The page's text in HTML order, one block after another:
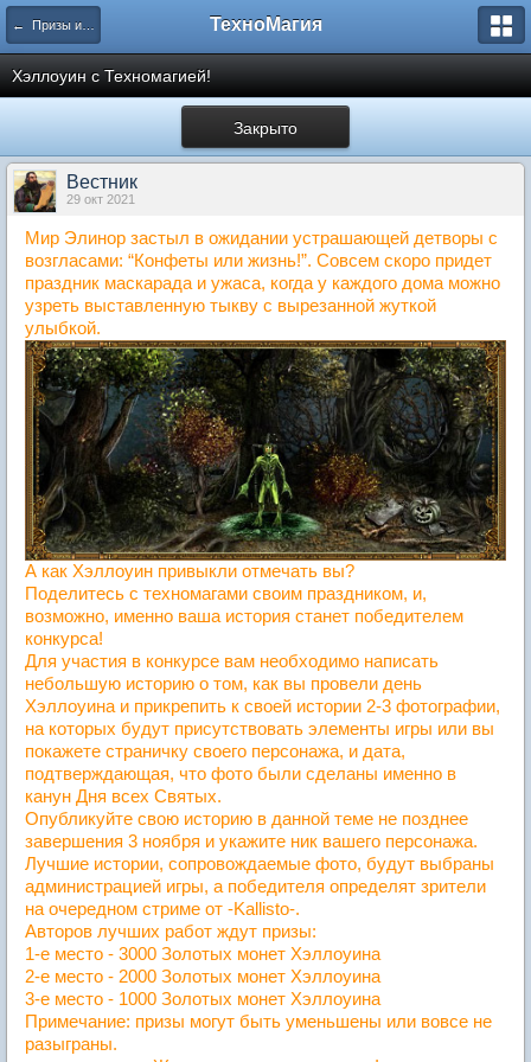
← Призы и акции от Администрации ТехноМагия
Хэллоуин с Техномагией!
Закрыто
Вестник
29 окт 2021
Мир Элинор застыл в ожидании устрашающей детворы с
возгласами: “Конфеты или жизнь!”. Совсем скоро придет
праздник маскарада и ужаса, когда у каждого дома можно
узреть выставленную тыкву с вырезанной жуткой
улыбкой.
А как Хэллоуин привыкли отмечать вы?
Поделитесь с техномагами своим праздником, и,
возможно, именно ваша история станет победителем
конкурса!
Для участия в конкурсе вам необходимо написать
небольшую историю о том, как вы провели день
Хэллоуина и прикрепить к своей истории 2-3 фотографии,
на которых будут присутствовать элементы игры или вы
покажете страничку своего персонажа, и дата,
подтверждающая, что фото были сделаны именно в
канун Дня всех Святых.
Опубликуйте свою историю в данной теме не позднее
завершения 3 ноября и укажите ник вашего персонажа.
Лучшие истории, сопровождаемые фото, будут выбраны
администрацией игры, а победителя определят зрители
на очередном стриме от -Kallisto-.
Авторов лучших работ ждут призы:
1-е место - 3000 Золотых монет Хэллоуина
2-е место - 2000 Золотых монет Хэллоуина
3-е место - 1000 Золотых монет Хэллоуина
Примечание: призы могут быть уменьшены или вовсе не
разыграны.